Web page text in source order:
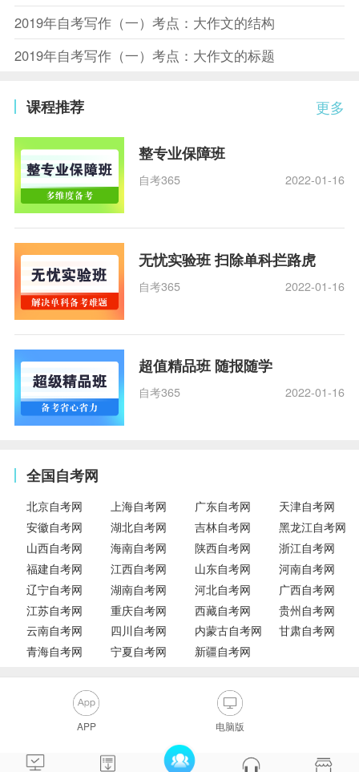
2019年自考写作（一）考点：大作文的结构
2019年自考写作（一）考点：大作文的标题
更多
课程推荐
整专业保障班
自考365 2022-01-16
无忧实验班 扫除单科拦路虎
自考365 2022-01-16
超值精品班 随报随学
自考365 2022-01-16
全国自考网
北京自考网 上海自考网 广东自考网
天津自考网
安徽自考网
湖北自考网 吉林自考网
黑龙江自考网
山西自考网
海南自考网 陕西自考网
浙江自考网
福建自考网
江西自考网 山东自考网
河南自考网
辽宁自考网
湖南自考网 河北自考网
广西自考网
江苏自考网
重庆自考网 西藏自考网
贵州自考网
云南自考网
四川自考网 内蒙古自考网
甘肃自考网
青海自考网
宁夏自考网 新疆自考网
APP 电脑版